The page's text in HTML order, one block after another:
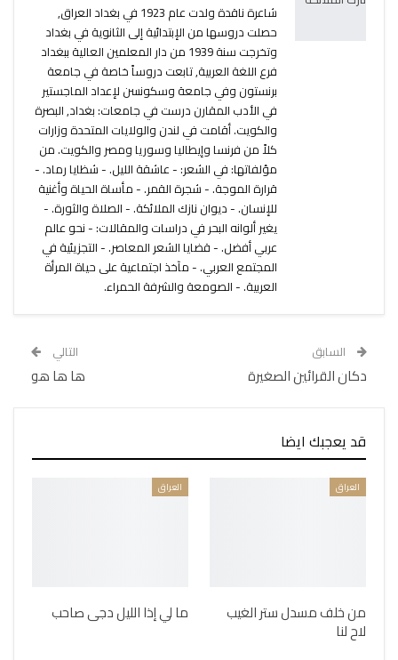
شاعرة ناقدة ولدت عام 1923 في بغداد العراق,
حصلت دروسها من الإبتدائية إلى الثانوية في بغداد
وتخرجت سنة 1939 من دار المعلمين العالية ببغداد
فرع اللغة العربية, تابعت دروساً خاصة في جامعة
برنستون وفي جامعة وسكونسن لإعداد الماجستير
في الأدب المقارن درست في جامعات: بغداد, البصرة
والكويت. أقامت في لندن والولايات المتحدة وزارات
كلاً من فرنسا وإيطاليا وسوريا ومصر والكويت. من
مؤلفاتها: في الشعر: - عاشقة الليل. - شظايا رماد. -
قرارة الموجة. - شجرة القمر. - مأساة الحياة وأغنية
للإنسان. - ديوان نازك الملائكة. - الصلاة والثورة. -
يغير ألوانه البحر في دراسات والمقالات: - نحو عالم
عربي أفضل. - قضايا الشعر المعاصر. - التجزيئية في
المجتمع العربي. - مآخذ اجتماعية على حياة المرأة
العربية. - الصومعة والشرفة الحمراء.
السابق
دكان القرائين الصغيرة
التالي
ها ها هو
قد يعجبك ايضا
العراق
من خلف مسدل ستر الغيب
لاح لنا
العراق
ما لي إذا الليل دجى صاحب